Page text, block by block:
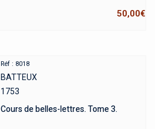
50,00€
Réf : 8018
BATTEUX
1753
Cours de belles-lettres. Tome 3.